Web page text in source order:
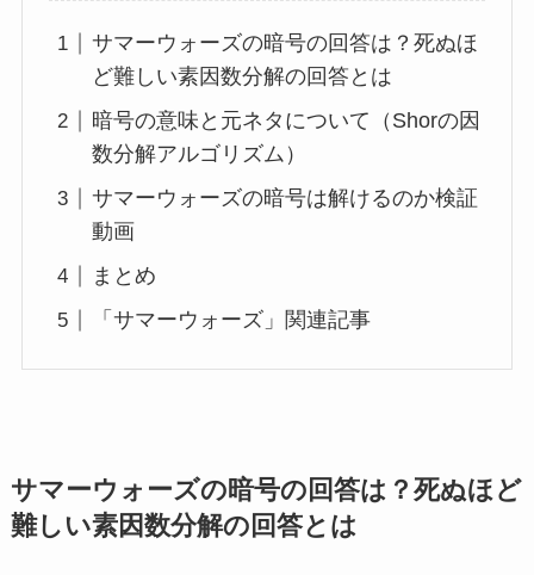
サマーウォーズの暗号の回答は？死ぬほ
ど難しい素因数分解の回答とは
暗号の意味と元ネタについて（Shorの因
数分解アルゴリズム）
サマーウォーズの暗号は解けるのか検証
動画
まとめ
「サマーウォーズ」関連記事
サマーウォーズの暗号の回答は？死ぬほど
難しい素因数分解の回答とは